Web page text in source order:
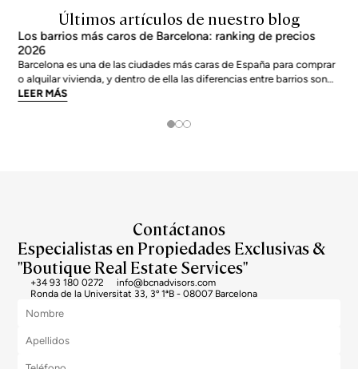
Últimos artículos de nuestro blog
Los barrios más caros de Barcelona: ranking de precios
2026
Barcelona es una de las ciudades más caras de España para comprar
o alquilar vivienda, y dentro de ella las diferencias entre barrios son
enormes. El precio medio de la ciudad se sitúa en torno a los 5.269
LEER MÁS
Contáctanos
Especialistas en Propiedades Exclusivas &
"Boutique Real Estate Services"
+34 93 180 0272
info@bcnadvisors.com
Ronda de la Universitat 33, 3º 1ªB - 08007 Barcelona